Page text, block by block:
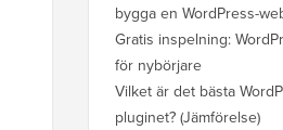
bygga en WordPress-
Gratis inspelning:
för nybörjare
Vilket är det bästa
pluginet? (Jämförelse)